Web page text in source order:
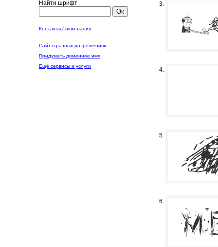
Найти шрифт
Ок
Контакты / пожелания
Сайт в разных разрешениях
Придумать доменное имя
Ещё сервисы и услуги